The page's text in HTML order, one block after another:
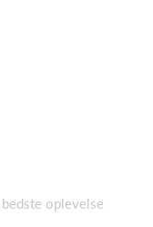
oplevelse